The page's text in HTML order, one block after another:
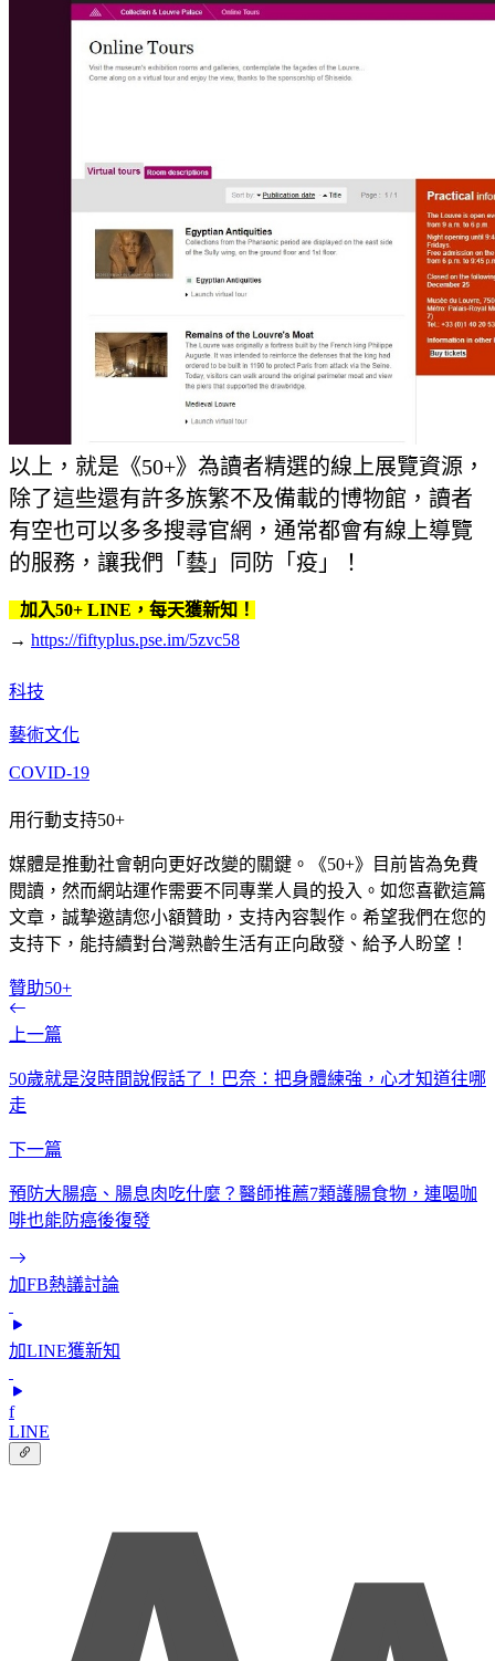
以上，就是《50+》為讀者精選的線上展覽資源，
除了這些還有許多族繁不及備載的博物館，讀者
有空也可以多多搜尋官網，通常都會有線上導覽
的服務，讓我們「藝」同防「疫」！
加入50+ LINE，每天獲新知！
→ https://fiftyplus.pse.im/5zvc58
科技
藝術文化
COVID-19
用行動支持50+
媒體是推動社會朝向更好改變的關鍵。《50+》目前皆為免費
閱讀，然而網站運作需要不同專業人員的投入。如您喜歡這篇
文章，誠摯邀請您小額贊助，支持內容製作。希望我們在您的
支持下，能持續對台灣熟齡生活有正向啟發、給予人盼望！
贊助50+
上一篇
50歲就是沒時間說假話了！巴奈：把身體練強，心才知道往哪
走
下一篇
預防大腸癌、腸息肉吃什麼？醫師推薦7類護腸食物，連喝咖
啡也能防癌後復發
加FB熱議討論
加LINE獲新知
f
LINE